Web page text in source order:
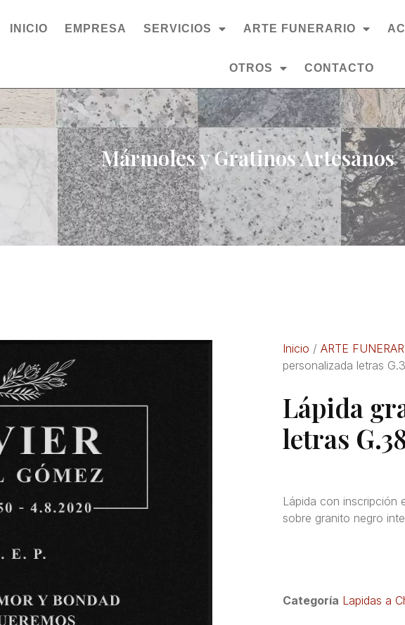
INICIO EMPRESA SERVICIOS ARTE FUNERARIO
OTROS CONTACTO
Mármoles y Gratinos Artesanos
Inicio / ARTE
personalizada letras
Lápida
letras
Lápida con inscripción
sobre granito negro
Categoría Lapidas a